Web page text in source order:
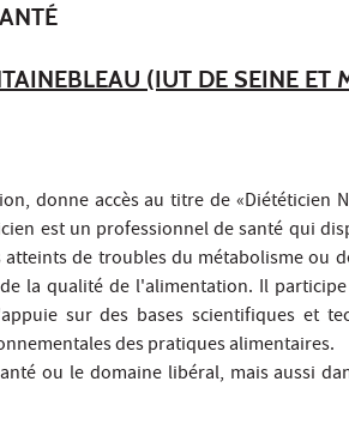
(IUT DE SEINE ET
donne accès au titre de
est un professionnel de santé qui
de troubles du métabolisme ou
la qualité de l'alimentation. Il
sur des bases scientifiques et
des pratiques alimentaires.
ou le domaine libéral, mais aussi